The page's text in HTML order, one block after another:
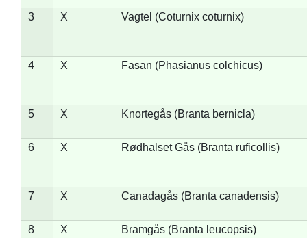
3 X Vagtel (Coturnix coturnix)
4 X Fasan (Phasianus colchicus)
5 X Knortegås (Branta bernicla)
6 X Rødhalset Gås (Branta ruficollis)
7 X Canadagås (Branta canadensis)
8 X Bramgås (Branta leucopsis)